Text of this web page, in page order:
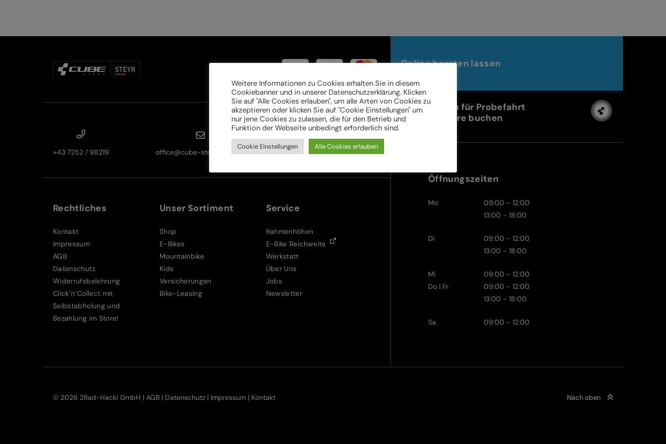
+43 7252 / 98219 office@cube-store-steyr.at Im Stadtgut A5 | 4407 Steyr
Rechtliches
Kontakt
Impressum
AGB
Datenschutz
Widerrufsbelehrung
Click´n´Collect mit
Selbstabholung und
Bezahlung im Store!
Unser Sortiment
Shop
E-Bikes
Mountainbike
Kids
Versicherungen
Bike-Leasing
Service
Rahmenhöhen
E-Bike Reichweite
Werkstatt
Über Uns
Jobs
Newsletter
Online beraten lassen
Termin für Probefahrt
im Store buchen
Öffnungszeiten
Mo
09:00 - 12:00
13:00 - 18:00
Di
09:00 - 12:00
13:00 - 18:00
Mi
09:00 - 12:00
Do | Fr
09:00 - 12:00
13:00 - 18:00
Sa 09:00 - 12:00
Nach oben
© 2026 2Rad-Hackl GmbH | AGB | Datenschutz | Impressum | Kontakt
Weitere Informationen zu Cookies erhalten Sie in diesem
Cookiebanner und in unserer Datenschutzerklärung. Klicken
Sie auf "Alle Cookies erlauben", um alle Arten von Cookies zu
akzeptieren oder klicken Sie auf "Cookie Einstellungen" um
nur jene Cookies zu zulassen, die für den Betrieb und
Funktion der Webseite unbedingt erforderlich sind.
Cookie Einstellungen Alle Cookies erlauben